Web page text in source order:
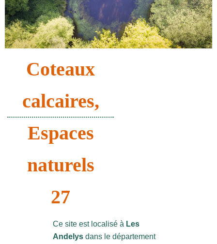
Coteaux
calcaires,
Espaces
naturels
27
Ce site est localisé à Les
Andelys dans le département